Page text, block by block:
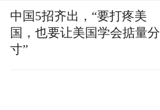
中国5招齐出，“要打疼美
国，也要让美国学会掂量分
寸”